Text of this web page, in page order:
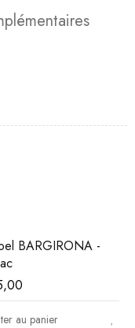
BARGIRONA -
au panier